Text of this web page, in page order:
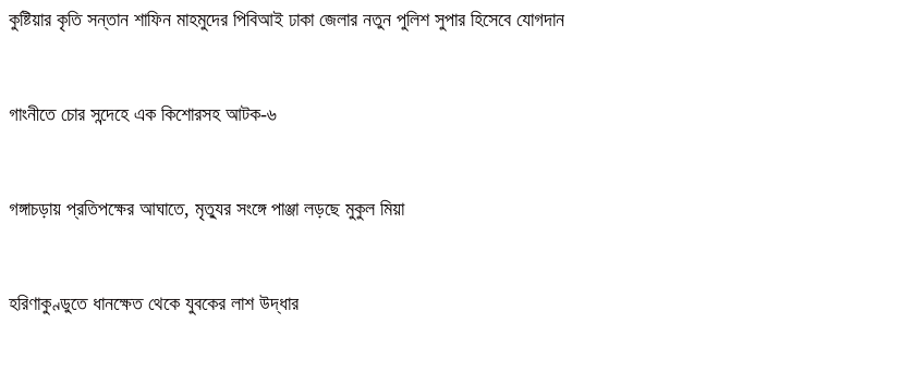
কুষ্টিয়ার কৃতি সন্তান শাফিন মাহমুদের পিবিআই ঢাকা জেলার নতুন পুলিশ সুপার হিসেবে যোগদান
গাংনীতে চোর সন্দেহে এক কিশোরসহ আটক-৬
গঙ্গাচড়ায় প্রতিপক্ষের আঘাতে, মৃত্যুর সংঙ্গে পাঞ্জা লড়ছে মুকুল মিয়া
হরিণাকুণ্ডুতে ধানক্ষেত থেকে যুবকের লাশ উদ্ধার